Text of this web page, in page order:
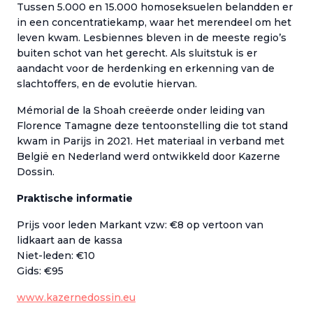
Tussen 5.000 en 15.000 homoseksuelen belandden er
in een concentratiekamp, waar het merendeel om het
leven kwam. Lesbiennes bleven in de meeste regio’s
buiten schot van het gerecht. Als sluitstuk is er
aandacht voor de herdenking en erkenning van de
slachtoffers, en de evolutie hiervan.
Mémorial de la Shoah creëerde onder leiding van
Florence Tamagne deze tentoonstelling die tot stand
kwam in Parijs in 2021. Het materiaal in verband met
België en Nederland werd ontwikkeld door Kazerne
Dossin.
Praktische informatie
Prijs voor leden Markant vzw: €8 op vertoon van
lidkaart aan de kassa
Niet-leden: €10
Gids: €95
www.kazernedossin.eu